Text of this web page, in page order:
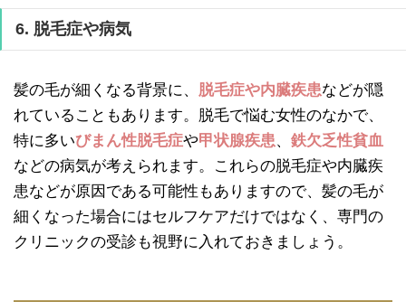
6. 脱毛症や病気
髪の毛が細くなる背景に、 脱毛症や内臓疾患などが隠
れていることもあります。脱毛で悩む女性のなかで、
特に多いびまん性脱毛症や甲状腺疾患、 鉄欠乏性貧血
などの病気が考えられます。これらの脱毛症や内臓疾
患などが原因である可能性もありますので、髪の毛が
細くなった場合にはセルフケアだけではなく、専門の
クリニックの受診も視野に入れておきましょう。